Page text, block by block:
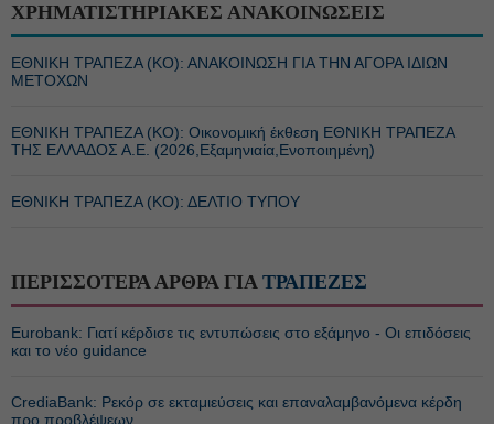
ΧΡΗΜΑΤΙΣΤΗΡΙΑΚΕΣ ΑΝΑΚΟΙΝΩΣΕΙΣ
ΕΘΝΙΚΗ ΤΡΑΠΕΖΑ (KO): ΑΝΑΚΟΙΝΩΣΗ ΓΙΑ ΤΗΝ ΑΓΟΡΑ ΙΔΙΩΝ
ΜΕΤΟΧΩΝ
ΕΘΝΙΚΗ ΤΡΑΠΕΖΑ (KO): Οικονομική έκθεση ΕΘΝΙΚΗ ΤΡΑΠΕΖΑ
ΤΗΣ ΕΛΛΑΔΟΣ Α.Ε. (2026,Εξαμηνιαία,Ενοποιημένη)
ΕΘΝΙΚΗ ΤΡΑΠΕΖΑ (KO): ΔΕΛΤΙΟ ΤΥΠΟΥ
ΠΕΡΙΣΣΟΤΕΡΑ ΑΡΘΡΑ ΓΙΑ ΤΡΑΠΕΖΕΣ
Eurobank: Γιατί κέρδισε τις εντυπώσεις στο εξάμηνο - Οι επιδόσεις
και το νέο guidance
CrediaBank: Ρεκόρ σε εκταμιεύσεις και επαναλαμβανόμενα κέρδη
προ προβλέψεων